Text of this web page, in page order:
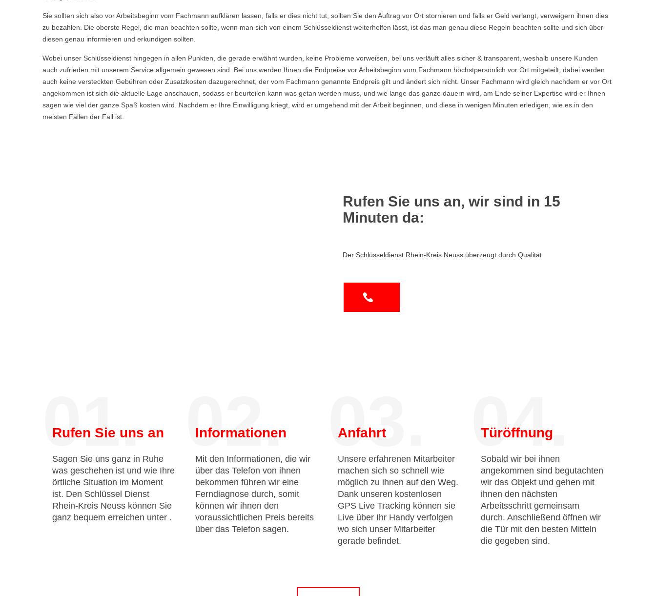
Sie sollten sich also vor Arbeitsbeginn vom Fachmann aufklären lassen, falls er dies nicht tut, sollten Sie den Auftrag vor Ort stornieren und falls er Geld verlangt, verweigern ihnen dies
zu bezahlen. Die oberste Regel, die man beachten sollte, wenn man sich von einem Schlüsseldienst weiterhelfen lässt, ist das man genau diese Regeln beachten sollte und sich über
diesen genau informieren und erkundigen sollten.
Wobei unser Schlüsseldienst hingegen in allen Punkten, die gerade erwähnt wurden, keine Probleme vorweisen, bei uns verläuft alles sicher & transparent, weshalb unsere Kunden
auch zufrieden mit unserem Service allgemein gewesen sind. Bei uns werden Ihnen die Endpreise vor Arbeitsbeginn vom Fachmann höchstpersönlich vor Ort mitgeteilt, dabei werden
auch keine versteckten Gebühren oder Zusatzkosten dazugerechnet, der vom Fachmann genannte Endpreis gilt und ändert sich nicht. Unser Fachmann wird gleich nachdem er vor Ort
angekommen ist sich die aktuelle Lage anschauen, sodass er beurteilen kann was getan werden muss, und wie lange das ganze dauern wird, am Ende seiner Expertise wird er Ihnen
sagen wie viel der ganze Spaß kosten wird. Nachdem er Ihre Einwilligung kriegt, wird er umgehend mit der Arbeit beginnen, und diese in wenigen Minuten erledigen, wie es in den
meisten Fällen der Fall ist.
Rufen Sie uns an, wir sind in 15
Minuten da:
Der Schlüsseldienst Rhein-Kreis Neuss überzeugt durch Qualität
01.
Rufen Sie uns an
Sagen Sie uns ganz in Ruhe
was geschehen ist und wie Ihre
örtliche Situation im Moment
ist. Den Schlüssel Dienst
Rhein-Kreis Neuss können Sie
ganz bequem erreichen unter .
02.
Informationen
Mit den Informationen, die wir
über das Telefon von ihnen
bekommen führen wir eine
Ferndiagnose durch, somit
können wir ihnen den
voraussichtlichen Preis bereits
über das Telefon sagen.
03.
Anfahrt
Unsere erfahrenen Mitarbeiter
machen sich so schnell wie
möglich zu ihnen auf den Weg.
Dank unseren kostenlosen
GPS Live Tracking können sie
Live über Ihr Handy verfolgen
wo sich unser Mitarbeiter
gerade befindet.
04.
Türöffnung
Sobald wir bei ihnen
angekommen sind begutachten
wir das Objekt und gehen mit
ihnen den nächsten
Arbeitsschritt gemeinsam
durch. Anschließend öffnen wir
die Tür mit den besten Mitteln
die gegeben sind.